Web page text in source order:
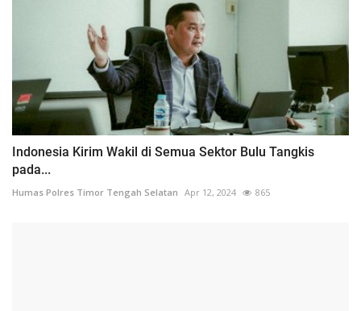
Indonesia Kirim Wakil di Semua Sektor Bulu Tangkis
pada...
Humas Polres Timor Tengah Selatan Apr 12, 2024 865